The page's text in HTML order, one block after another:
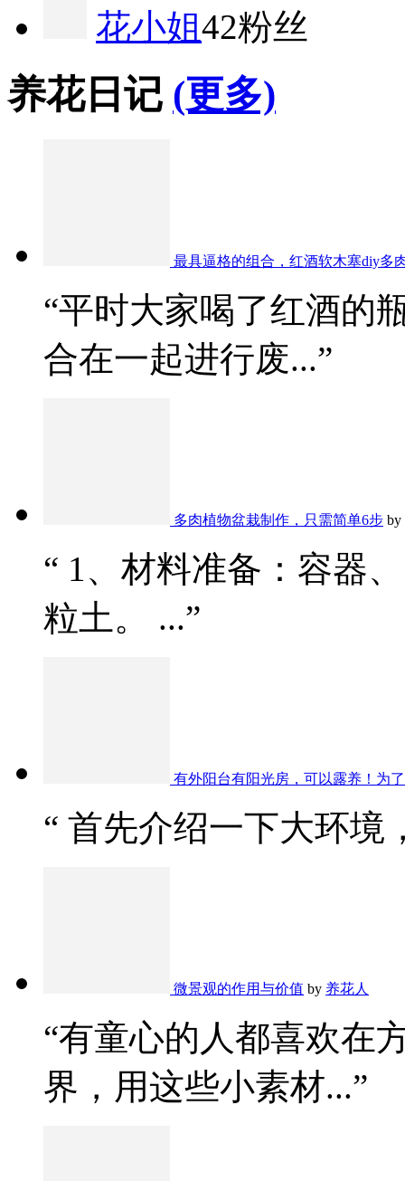
花小姐42粉丝
养花日记 (更多)
最具逼格的组合，红酒软木塞diy多
“平时大家喝了红酒的
合在一起进行废...”
多肉植物盆栽制作，只需简单6步 by
“ 1、材料准备：容器
粒土。 ...”
有外阳台有阳光房，可以露养！为
“ 首先介绍一下大环境
微景观的作用与价值 by 养花人
“有童心的人都喜欢在
界，用这些小素材...”